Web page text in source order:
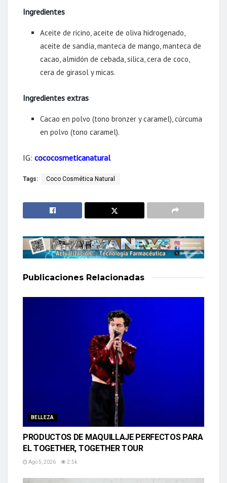
Ingredientes
Aceite de ricino, aceite de oliva hidrogenado,
aceite de sandía, manteca de mango, manteca de
cacao, almidón de cebada, silica, cera de coco,
cera de girasol y micas.
Ingredientes extras
Cacao en polvo (tono bronzer y caramel), cúrcuma
en polvo (tono caramel).
IG: cococosmeticanatural
Tags: Coco Cosmética Natural
Publicaciones Relacionadas
BELLEZA
PRODUCTOS DE MAQUILLAJE PERFECTOS PARA
EL TOGETHER, TOGETHER TOUR
Ago 5, 2026 2.5k